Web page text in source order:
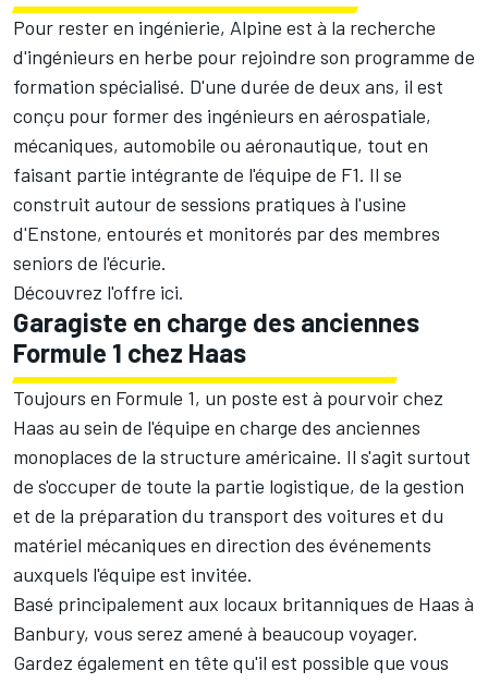
Pour rester en ingénierie, Alpine est à la recherche
d'ingénieurs en herbe pour rejoindre son programme de
formation spécialisé. D'une durée de deux ans, il est
conçu pour former des ingénieurs en aérospatiale,
mécaniques, automobile ou aéronautique, tout en
faisant partie intégrante de l'équipe de F1. Il se
construit autour de sessions pratiques à l'usine
d'Enstone, entourés et monitorés par des membres
seniors de l'écurie.
Découvrez l'offre ici.
Garagiste en charge des anciennes
Formule 1 chez Haas
Toujours en Formule 1, un poste est à pourvoir chez
Haas au sein de l'équipe en charge des anciennes
monoplaces de la structure américaine. Il s'agit surtout
de s'occuper de toute la partie logistique, de la gestion
et de la préparation du transport des voitures et du
matériel mécaniques en direction des événements
auxquels l'équipe est invitée.
Basé principalement aux locaux britanniques de Haas à
Banbury, vous serez amené à beaucoup voyager.
Gardez également en tête qu'il est possible que vous